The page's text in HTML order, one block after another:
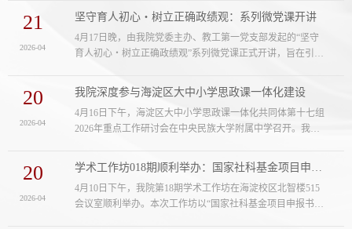
究生陈俊辉同学应我院学生会邀请，围绕论文写作中的文献
检索与综述以及论文投稿，与我院部分师生进行了深入交
流。活动由党委副书记、副院长师英杰主持。陈俊辉博士系
统介绍了多元文献检索工具，推荐了中外文著作获取平台，
21
2026-04
坚守育人初心・树立正确政绩观：系列微党课开讲
4月17日晚，由我院党委主办、教工第一党支部发起的“坚守
育人初心・树立正确政绩观”系列微党课正式开讲，旨在引导
确政绩观的重要论述，强化理论武装、筑牢思想根基，切实
将正确政绩观融入立德树人、教学科研和日常工作的全过
程。学院党委书记、院长孔新峰教授以“‘第二个结合’视野中
的政绩观”为题作首场授课。本次党课由学院党委副书记、副
20
2026-04
我院深度参与海淀区大中小学思政课一体化建设
4月16日下午，海淀区大中小学思政课一体化共同体第十七组
2026年重点工作研讨会在中央民族大学附属中学召开。我院
民大附中、首都师范大学附属花园小学的相关负责人和教师
出席会议，共同谋划思政课一体化建设新路径。岳凤兰系统
介绍了我院近年来的工作探索和成效，即紧扣“铸牢中华民族
共同体意识”核心主线，充分发挥马克思主义理论学科优势，
20
2026-04
学术工作坊018期顺利举办：国家社科基金项目申报书的撰写与打磨
4月10日下午，我院第18期学术工作坊在海淀校区北智楼515
会议室顺利举办。本次工作坊以“国家社科基金项目申报书的